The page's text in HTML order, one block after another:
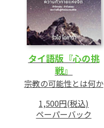
タイ語版『心の挑
戦』
宗教の可能性とは何か
1,500円(税込)
ペーパーバック